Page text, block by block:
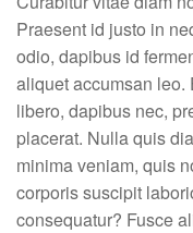
Praesent id justo in
odio, dapibus id
aliquet accumsan leo.
libero, dapibus nec,
placerat. Nulla quis
minima veniam, quis
corporis suscipit
consequatur? Fusce